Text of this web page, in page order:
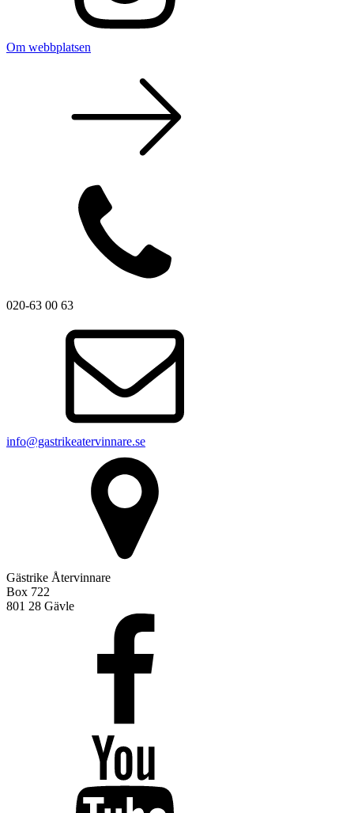
Om webbplatsen
020-63 00 63
info@gastrikeatervinnare.se
Gästrike Återvinnare
Box 722
801 28 Gävle